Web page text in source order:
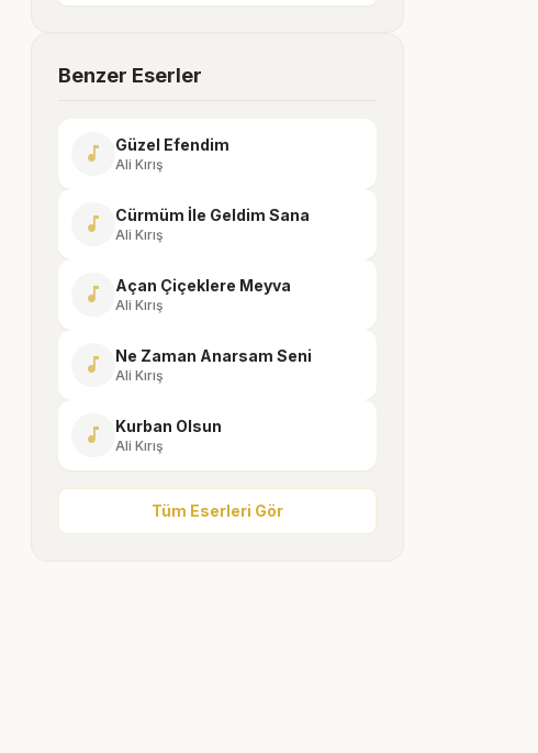
Benzer Eserler
music_note Güzel Efendim
Ali Kırış
music_note Cürmüm İle Geldim Sana
Ali Kırış
music_note Açan Çiçeklere Meyva
Ali Kırış
music_note Ne Zaman Anarsam Seni
Ali Kırış
music_note Kurban Olsun
Ali Kırış
Tüm Eserleri Gör